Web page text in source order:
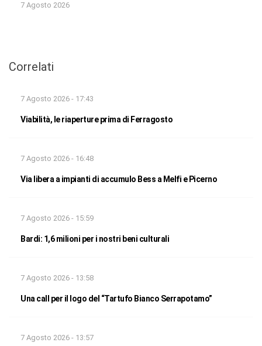
7 Agosto 2026
Correlati
7 Agosto 2026 - 17:43
Viabilità, le riaperture prima di Ferragosto
7 Agosto 2026 - 16:48
Via libera a impianti di accumulo Bess a Melfi e Picerno
7 Agosto 2026 - 15:59
Bardi: 1,6 milioni per i nostri beni culturali
7 Agosto 2026 - 13:58
Una call per il logo del “Tartufo Bianco Serrapotamo”
7 Agosto 2026 - 13:57